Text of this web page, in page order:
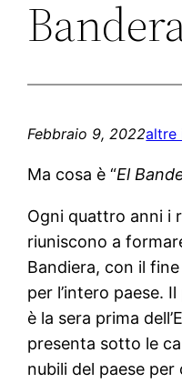
Febbraio 9, 2022altre
Ma cosa è “El
Ogni quattro anni i
riuniscono a
Bandiera, con il
per l’intero paese.
è la sera prima
presenta sotto le
nubili del paese per